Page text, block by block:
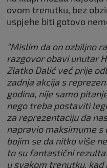
ovom trenutku, bez
uspjehe biti gotovo
“Mislim da on ozbiljno
razgovor obavi unutar
Zlatko Dalić već prije
zadnja akcija s
godina, nije samo
nego treba postaviti
za reprezentaciju da
napravio maksimume
bojim se da nitko više
to su fantastični
u svakom trenutku,